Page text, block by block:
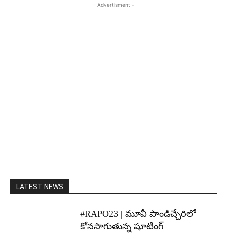
- Advertisment -
LATEST NEWS
#RAPO23 | మూవీ పాండిచ్చేరిలో
కోనసాగుతున్న షూటింగ్